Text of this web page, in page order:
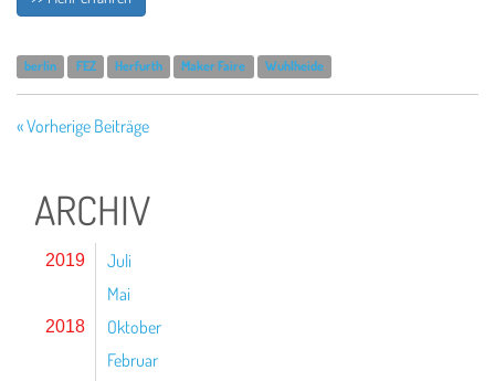
berlin FEZ Herfurth Maker Faire Wuhlheide
« Vorherige Beiträge
ARCHIV
2019
Juli
Mai
2018
Oktober
Februar